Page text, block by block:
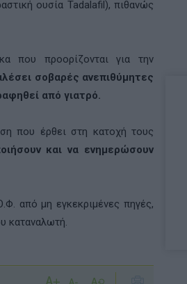
ουσία Tadalafil), πιθανώς
που προορίζονται για την
σοβαρές ανεπιθύμητες
από γιατρό.
που έρθει στη κατοχή τους
και να ενημερώσουν
από μη εγκεκριμένες πηγές,
καταναλωτή.